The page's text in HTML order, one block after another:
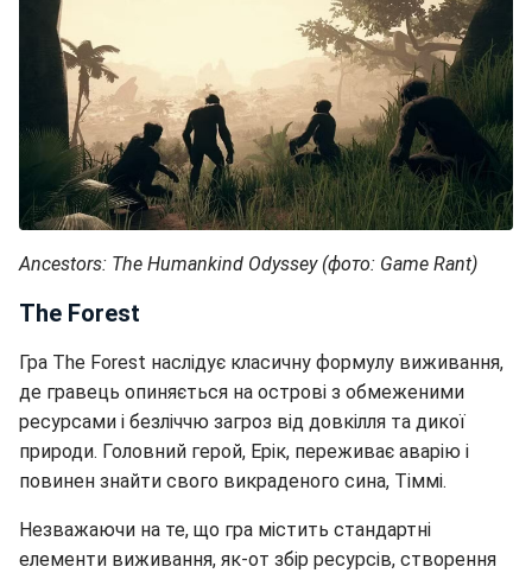
Ancestors: The Humankind Odyssey (фото: Game Rant)
The Forest
Гра The Forest наслідує класичну формулу виживання,
де гравець опиняється на острові з обмеженими
ресурсами і безліччю загроз від довкілля та дикої
природи. Головний герой, Ерік, переживає аварію і
повинен знайти свого викраденого сина, Тіммі.
Незважаючи на те, що гра містить стандартні
елементи виживання, як-от збір ресурсів, створення